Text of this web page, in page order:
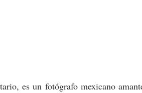
es un fotógrafo mexicano